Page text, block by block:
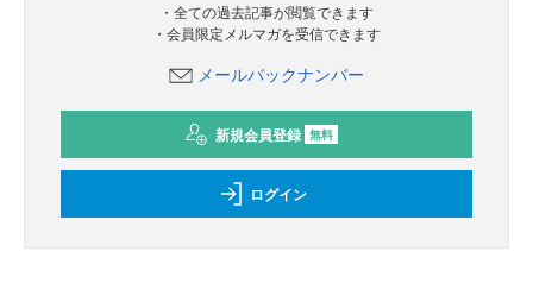
・全ての過去記事が閲覧できます
・会員限定メルマガを受信できます
メールバックナンバー
新規会員登録 無料
ログイン